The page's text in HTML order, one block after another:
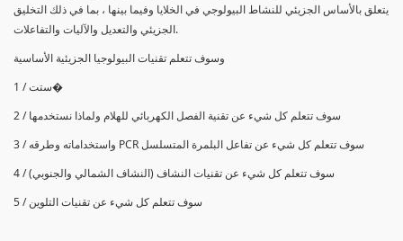
يتعلق بالأساس الجزيئي للنشاط البيولوجي في الخلايا وفيما بينها ، بما في ذلك التخليق
الجزيئي والتعديل والآليات والتفاعلات.
وسوف تتعلم تقنيات البيولوجيا الجزيئية الأساسية
1 / ستت�
2 / سوف تتعلم كل شيء عن تقنية الفصل الكهربائي للهلام ولماذا نستخدمها
3 / سوف تتعلم كل شيء عن تفاعل البلمرة المتسلسلPCR واستخداماته وطرقه
4 / سوف تتعلم كل شيء عن تقنيات النشاف (النشاف الشمالي والجنوبي)
5 / سوف تتعلم كل شيء عن تقنيات التلوين